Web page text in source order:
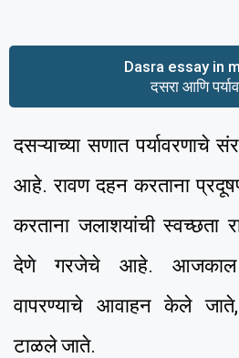
Dasra essay in
दसरा आणि
दसऱ्याच्या सणात पर्यावरणाचे
आहे. रावण दहन करताना
करताना जलाशयांची स्वच्छता
देणे गरजेचे आहे. आजकाल
वापरण्याचे आवाहन केले
टाळले जाते.